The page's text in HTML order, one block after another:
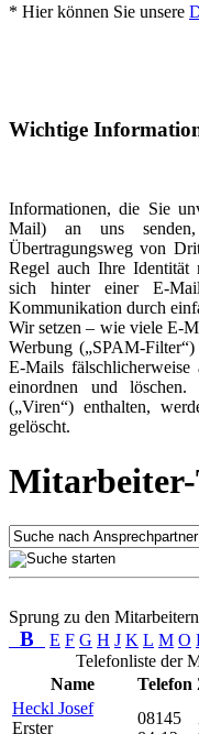
* Hier können Sie unsere
Wichtige
Informationen, die Sie
Mail) an uns
Übertragungsweg von
Regel auch Ihre
sich hinter einer E-
Kommunikation durch
Wir setzen – wie viele E-
Werbung („SPAM-
E-Mails fälschlicherweise
einordnen und löschen.
(„Viren“) enthalten,
gelöscht.
Mitarbeiter-
Sprung zu den
B E F G H J K L M O
Telefonliste der
Name
Telefon
Heckl Josef
Erster
08145